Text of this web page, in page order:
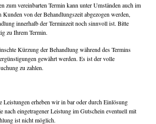
zum vereinbarten Termin kann unter Umständen auch im
Kunden von der Behandlungszeit abgezogen werden,
innerhalb der Terminzeit noch sinnvoll ist. Bitte
zu Ihrem Termin.
Kürzung der Behandlung während des Termins
gewährt werden. Es ist der volle
zu zahlen.
Leistungen erheben wir in bar oder durch Einlösung
nach eingetragener Leistung im Gutschein eventuell mit
ist nicht möglich.